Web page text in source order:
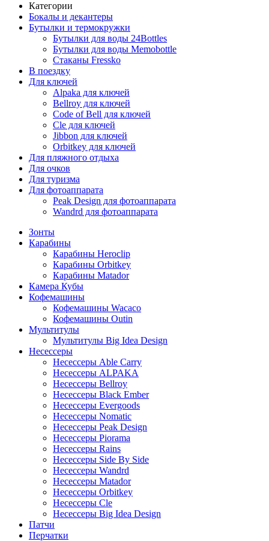
Категории
Бокалы и декантеры
Бутылки и термокружки
Бутылки для воды 24Bottles
Бутылки для воды Memobottle
Стаканы Fressko
В поездку
Для ключей
Alpaka для ключей
Bellroy для ключей
Code of Bell для ключей
Cle для ключей
Jibbon для ключей
Orbitkey для ключей
Для пляжного отдыха
Для очков
Для туризма
Для фотоаппарата
Peak Design для фотоаппарата
Wandrd для фотоаппарата
Зонты
Карабины
Карабины Heroclip
Карабины Orbitkey
Карабины Matador
Камера Кубы
Кофемашины
Кофемашины Wacaco
Кофемашины Outin
Мультитулы
Мультитулы Big Idea Design
Несессеры
Несессеры Able Carry
Несессеры ALPAKA
Несессеры Bellroy
Несессеры Black Ember
Несессеры Evergoods
Несессеры Nomatic
Несессеры Peak Design
Несессеры Piorama
Несессеры Rains
Несессеры Side By Side
Несессеры Wandrd
Несессеры Matador
Несессеры Orbitkey
Несессеры Cle
Несессеры Big Idea Design
Патчи
Перчатки